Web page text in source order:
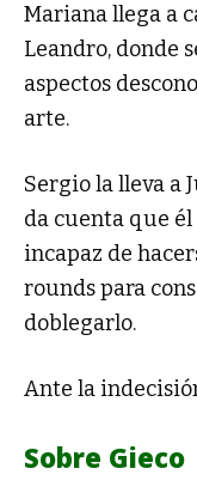
Mariana llega a
Leandro, donde
aspectos
arte.
Sergio la lleva a
da cuenta que
incapaz de
rounds para
doblegarlo.
Ante la
Sobre Gieco